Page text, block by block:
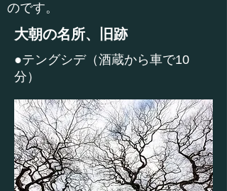
のです。
大朝の名所、旧跡
●テングシデ（酒蔵から車で10
分）